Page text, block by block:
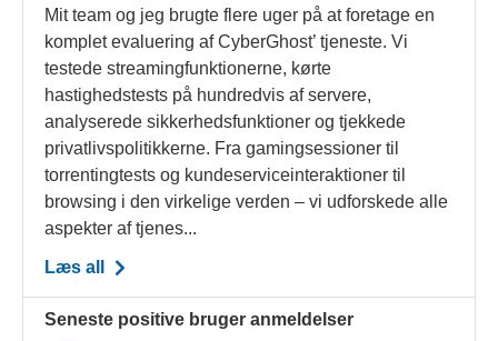
Mit team og jeg brugte flere uger på at foretage en
komplet evaluering af CyberGhost’ tjeneste. Vi
testede streamingfunktionerne, kørte
hastighedstests på hundredvis af servere,
analyserede sikkerhedsfunktioner og tjekkede
privatlivspolitikkerne. Fra gamingsessioner til
torrentingtests og kundeserviceinteraktioner til
browsing i den virkelige verden – vi udforskede alle
aspekter af tjenes...
Læs all
Seneste positive bruger anmeldelser